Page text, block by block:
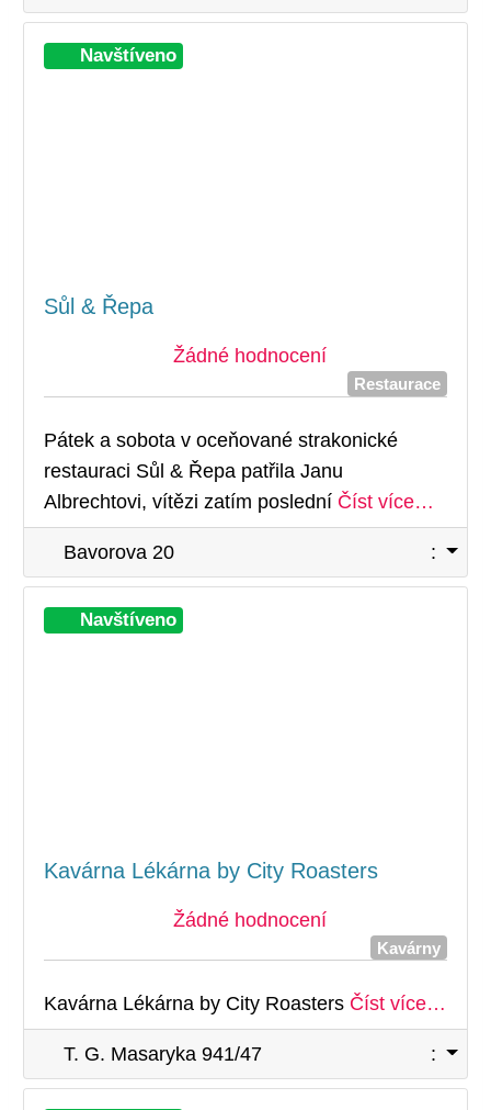
Navštíveno
Sůl & Řepa
Žádné hodnocení
Restaurace
Pátek a sobota v oceňované strakonické
restauraci Sůl & Řepa patřila Janu
Albrechtovi, vítězi zatím poslední Číst více…
Bavorova 20 :
Navštíveno
Kavárna Lékárna by City Roasters
Žádné hodnocení
Kavárny
Kavárna Lékárna by City Roasters Číst více…
T. G. Masaryka 941/47 :